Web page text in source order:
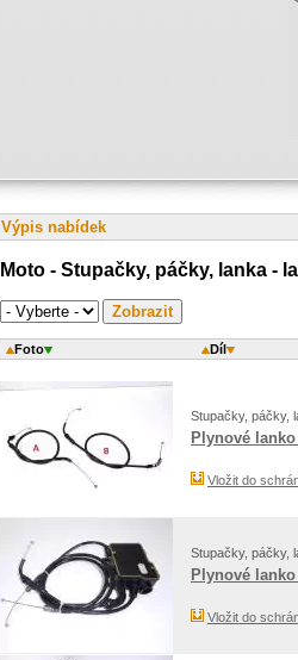
Výpis nabídek
Moto - Stupačky, páčky, lanka -
Foto Díl
Stupačky, páčky,
Plynové
Vložit do
Stupačky, páčky,
Plynové
Vložit do